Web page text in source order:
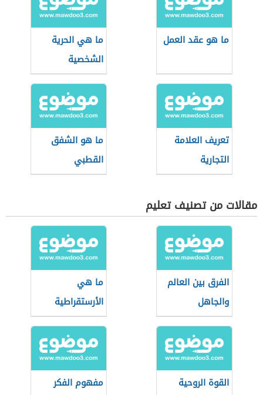
ما هو عقد العمل
ما هي الحرية
الشخصية
تعريف العلامة
التجارية
ما هو الشفق
القطبي
مقالات من تصنيف تعليم
الفرق بين العالم
والجاهل
ما هي
الأرستقراطية
القوة الروحية مفهوم الفكر